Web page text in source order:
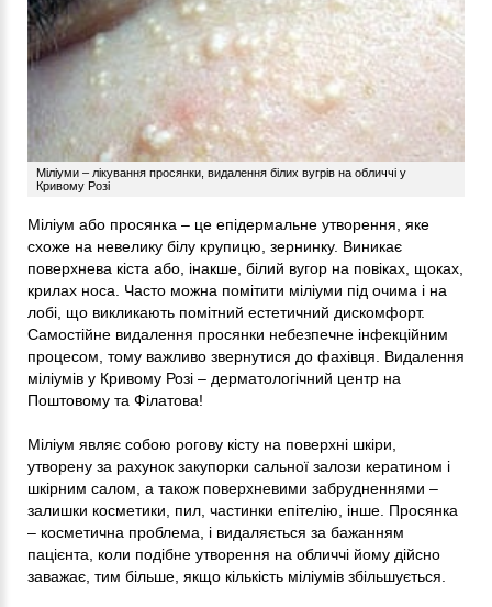
Міліуми – лікування просянки, видалення білих вугрів на обличчі у
Кривому Розі
Міліум або просянка – це епідермальне утворення, яке
схоже на невелику білу крупицю, зернинку. Виникає
поверхнева кіста або, інакше, білий вугор на повіках, щоках,
крилах носа. Часто можна помітити міліуми під очима і на
лобі, що викликають помітний естетичний дискомфорт.
Самостійне видалення просянки небезпечне інфекційним
процесом, тому важливо звернутися до фахівця. Видалення
міліумів у Кривому Розі – дерматологічний центр на
Поштовому та Філатова!
Міліум являє собою рогову кісту на поверхні шкіри,
утворену за рахунок закупорки сальної залози кератином і
шкірним салом, а також поверхневими забрудненнями –
залишки косметики, пил, частинки епітелію, інше. Просянка
– косметична проблема, і видаляється за бажанням
пацієнта, коли подібне утворення на обличчі йому дійсно
заважає, тим більше, якщо кількість міліумів збільшується.